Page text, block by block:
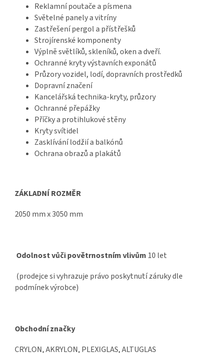
Reklamní poutače a písmena
Světelné panely a vitríny
Zastřešení pergol a přístřešků
Strojírenské komponenty
Výplně světlíků, skleníků, oken a dveří.
Ochranné kryty výstavních exponátů
Průzory vozidel, lodí, dopravních prostředků
Dopravní značení
Kancelářská technika-kryty, průzory
Ochranné přepážky
Příčky a protihlukové stěny
Kryty svítidel
Zasklívání lodžií a balkónů
Ochrana obrazů a plakátů
ZÁKLADNÍ ROZMĚR
2050 mm x 3050 mm
Odolnost vůči povětrnostním vlivům 10 let
(prodejce si vyhrazuje právo poskytnutí záruky dle
podmínek výrobce)
Obchodní značky
CRYLON, AKRYLON, PLEXIGLAS, ALTUGLAS